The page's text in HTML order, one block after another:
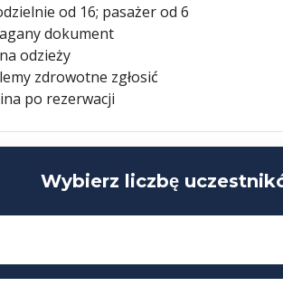
od 16; pasażer od 6
dokument
odzieży
zdrowotne zgłosić
po rezerwacji
Wybierz liczbę